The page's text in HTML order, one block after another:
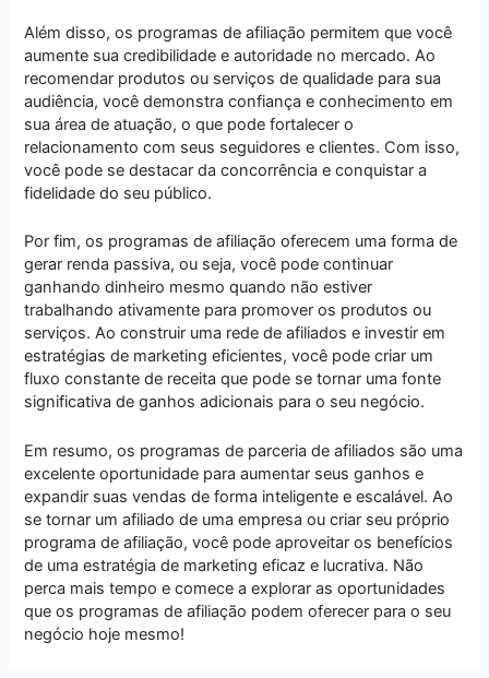
Além disso, os programas de afiliação permitem que você
aumente sua credibilidade e autoridade no mercado. Ao
recomendar produtos ou serviços de qualidade para sua
audiência, você demonstra confiança e conhecimento em
sua área de atuação, o que pode fortalecer o
relacionamento com seus seguidores e clientes. Com isso,
você pode se destacar da concorrência e conquistar a
fidelidade do seu público.
Por fim, os programas de afiliação oferecem uma forma de
gerar renda passiva, ou seja, você pode continuar
ganhando dinheiro mesmo quando não estiver
trabalhando ativamente para promover os produtos ou
serviços. Ao construir uma rede de afiliados e investir em
estratégias de marketing eficientes, você pode criar um
fluxo constante de receita que pode se tornar uma fonte
significativa de ganhos adicionais para o seu negócio.
Em resumo, os programas de parceria de afiliados são uma
excelente oportunidade para aumentar seus ganhos e
expandir suas vendas de forma inteligente e escalável. Ao
se tornar um afiliado de uma empresa ou criar seu próprio
programa de afiliação, você pode aproveitar os benefícios
de uma estratégia de marketing eficaz e lucrativa. Não
perca mais tempo e comece a explorar as oportunidades
que os programas de afiliação podem oferecer para o seu
negócio hoje mesmo!